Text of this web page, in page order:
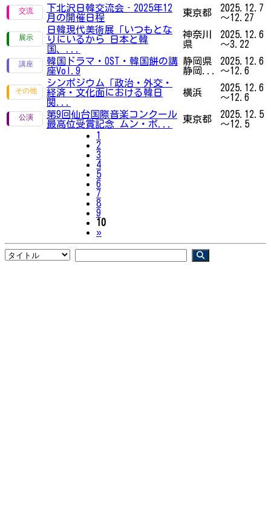
下北沢日韓交流会‐2025年12
月の開催日程
東京都
2025.12.7
～12.27
日韓現代美術展「いつもとな
りにいるから 日本と韓
国、...
神奈川
県
2025.12.6
～3.22
韓国ドラマ・OST・韓国餅の講
座Vol.9
静岡県
静岡...
2025.12.6
～12.6
シンポジウム「政治・外交・
経済・文化面における韓日
関...
横浜
2025.12.6
～12.6
第9回仙台国際音楽コンクール
最高位受賞記念 ムン・ボ...
東京都
2025.12.5
～12.5
1
2
3
4
5
6
7
8
9
10
»Next